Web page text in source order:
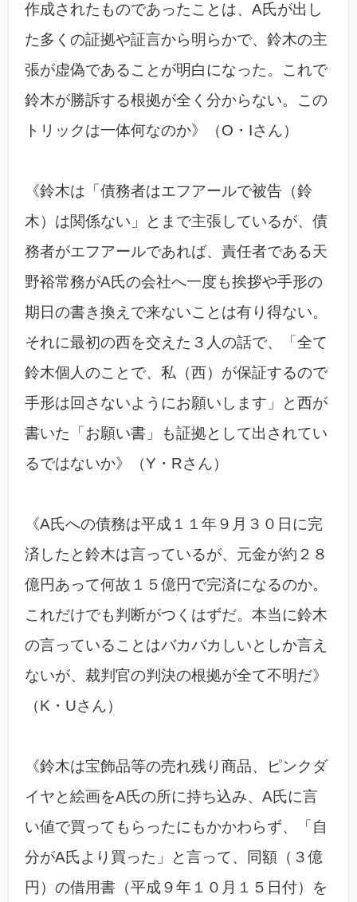
作成されたものであったことは、A氏が出し
た多くの証拠や証言から明らかで、鈴木の主
張が虚偽であることが明白になった。これで
鈴木が勝訴する根拠が全く分からない。この
トリックは一体何なのか》（O・Iさん）
《鈴木は「債務者はエフアールで被告（鈴
木）は関係ない」とまで主張しているが、債
務者がエフアールであれば、責任者である天
野裕常務がA氏の会社へ一度も挨拶や手形の
期日の書き換えで来ないことは有り得ない。
それに最初の西を交えた３人の話で、「全て
鈴木個人のことで、私（西）が保証するので
手形は回さないようにお願いします」と西が
書いた「お願い書」も証拠として出されてい
るではないか》（Y・Rさん）
《A氏への債務は平成１１年９月３０日に完
済したと鈴木は言っているが、元金が約２８
億円あって何故１５億円で完済になるのか。
これだけでも判断がつくはずだ。本当に鈴木
の言っていることはバカバカしいとしか言え
ないが、裁判官の判決の根拠が全て不明だ》
（K・Uさん）
《鈴木は宝飾品等の売れ残り商品、ピンクダ
イヤと絵画をA氏の所に持ち込み、A氏に言
い値で買ってもらったにもかかわらず、「自
分がA氏より買った」と言って、同額（３億
円）の借用書（平成９年１０月１５日付）を